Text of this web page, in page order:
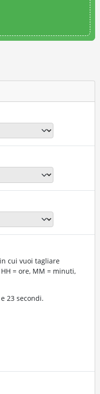
cui vuoi tagliare
= ore, MM = minuti,
23 secondi.